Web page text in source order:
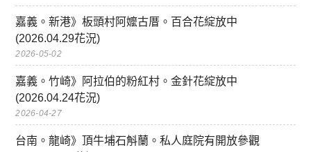
嘉義。新港》板頭村阿嬤古厝。百合花綻放中
(2026.04.29花況)
2026-05-02
嘉義。竹崎》阿拉伯的粉紅村。金針花綻放中
(2026.04.24花況)
2026-04-27
台南。龍崎》頂牛埔石斛蘭。私人庭院有開放參觀